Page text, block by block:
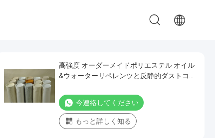
高強度 オーダーメイドポリエステル オイル
&ウォーターリペレンツと反静的ダストコレ
今連絡してください
もっと詳しく知る